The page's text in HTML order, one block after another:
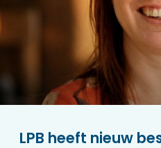
LPB heeft nieuw